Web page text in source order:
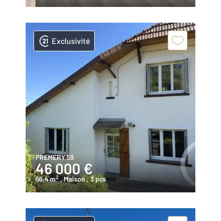
Exclusivité
PREMERY 58
46 000 €
56,4 m2 , Maison, 3 pcs